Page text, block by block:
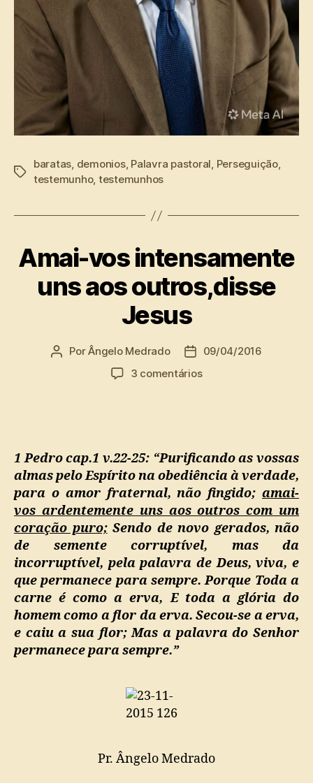
Tags
baratas, demonios, Palavra pastoral, Perseguição,
testemunho, testemunhos
Amai-vos intensamente
uns aos outros,disse
Jesus
Autor
PorÂngelo Medrado
Data
de
09/04/2016
3 comentáriosem
outros,disse
Jesus
1 Pedro cap.1 v.22-25: “Purificando as vossas
almas pelo Espírito na obediência à verdade,
para o amor fraternal, não fingido; amai-
vos ardentemente uns aos outros com um
coração puro;Sendo de novo gerados, não
de semente corruptível, mas da
incorruptível, pela palavra de Deus, viva, e
que permanece para sempre. Porque Toda a
carne é como a erva, E toda a glória do
homem como a flor da erva. Secou-se a erva,
e caiu a sua flor; Mas a palavra do Senhor
permanece para sempre.”
Pr. Ângelo Medrado